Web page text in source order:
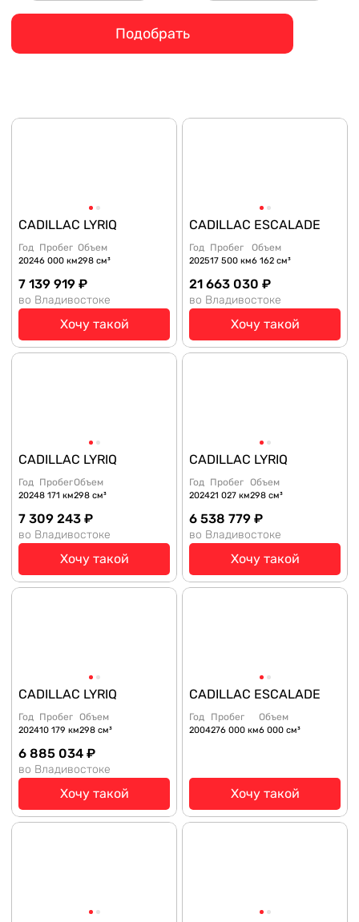
Подобрать
CADILLAC LYRIQ
Год
2024
Пробег
6 000 км
Объем
298 см³
7 139 919 ₽
во Владивостоке
Хочу такой
CADILLAC ESCALADE
Год
2025
Пробег
17 500 км
Объем
6 162 см³
21 663 030 ₽
во Владивостоке
Хочу такой
CADILLAC LYRIQ
Год
2024
Пробег
8 171 км
Объем
298 см³
7 309 243 ₽
во Владивостоке
Хочу такой
CADILLAC LYRIQ
Год
2024
Пробег
21 027 км
Объем
298 см³
6 538 779 ₽
во Владивостоке
Хочу такой
CADILLAC LYRIQ
Год
2024
Пробег
10 179 км
Объем
298 см³
6 885 034 ₽
во Владивостоке
Хочу такой
CADILLAC ESCALADE
Год
2004
Пробег
276 000 км
Объем
6 000 см³
Хочу такой